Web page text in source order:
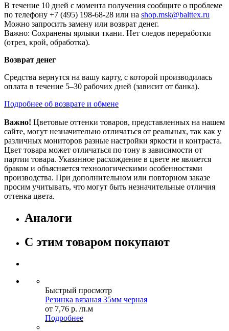
В течение 10 дней с момента получения сообщите о проблеме
по телефону +7 (495) 198-68-28 или на shop.msk@balttex.ru
Можно запросить замену или возврат денег.
Важно: Сохранены ярлыки ткани. Нет следов переработки
(отрез, крой, обработка).
Возврат денег
Средства вернутся на вашу карту, с которой производилась
оплата в течение 5–30 рабочих дней (зависит от банка).
Подробнее об возврате и обмене
Важно! Цветовые оттенки товаров, представленных на нашем
сайте, могут незначительно отличаться от реальных, так как у
различных мониторов разные настройки яркости и контраста.
Цвет товара может отличаться по тону в зависимости от
партии товара. Указанное расхождение в цвете не является
браком и объясняется технологическими особенностями
производства. При дополнительном или повторном заказе
просим учитывать, что могут быть незначительные отличия
оттенка цвета.
Аналоги
С этим товаром покупают
Быстрый просмотр
Резинка вязаная 35мм черная
от 7,76 р. /п.м
Подробнее